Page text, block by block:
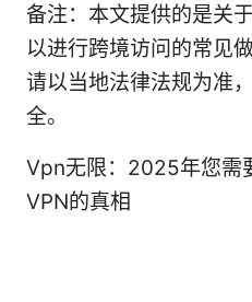
备注：本文提供的是关
以进行跨境访问的常见
请以当地法律法规为准
全。
Vpn无限：2025年您需
VPN的真相